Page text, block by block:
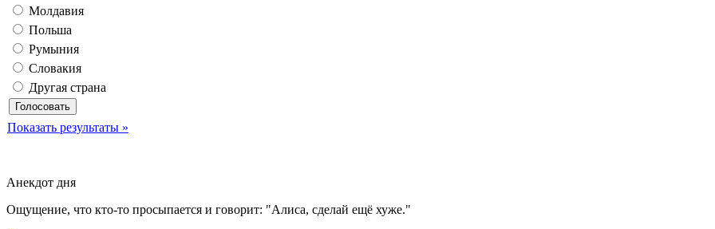
Молдавия
Польша
Румыния
Словакия
Другая страна
Показать результаты »
Анекдот дня
Ощущение, что кто-то просыпается и говорит: "Алиса, сделай ещё хуже."